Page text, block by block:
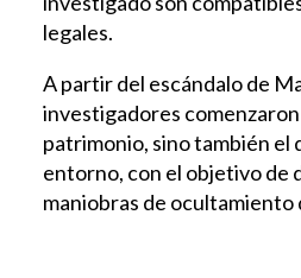
legales.
A partir del escándalo de
investigadores comenzaron
patrimonio, sino también el
entorno, con el objetivo de
maniobras de ocultamiento